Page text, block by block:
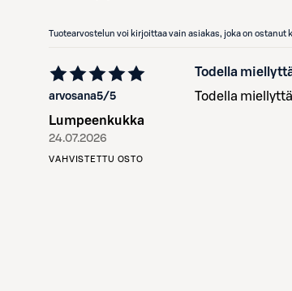
Tuotearvostelun voi kirjoittaa vain asiakas, joka on ostanut
arvosana5/5
Lumpeenkukka
24.07.2026
VAHVISTETTU OSTO
Todella
Todella